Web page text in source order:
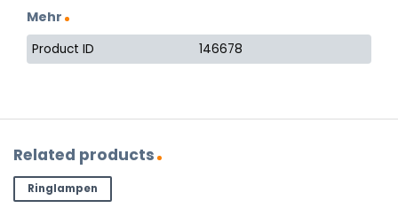
Mehr
Product ID 146678
Related products
Ringlampen